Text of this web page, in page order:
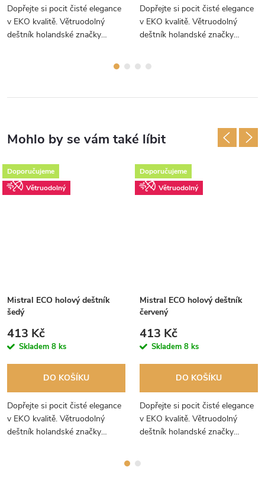
Dopřejte si pocit čisté elegance
v EKO kvalitě. Větruodolný
deštník holandské značky
dřevěnou holí a jeho lehkost vás
Dopřejte si pocit čisté elegance
v EKO kvalitě. Větruodolný
deštník holandské značky
dřevěnou holí a královsky
Doporučujeme
Větruodolný
Mistral ECO holový deštník
šedý
413 Kč
Skladem 8 ks
DO KOŠÍKU
Dopřejte si pocit čisté elegance
v EKO kvalitě. Větruodolný
deštník holandské značky
Doporučujeme
Větruodolný
Mistral ECO holový deštník
červený
413 Kč
Skladem 8 ks
DO KOŠÍKU
Dopřejte si pocit čisté elegance
v EKO kvalitě. Větruodolný
deštník holandské značky